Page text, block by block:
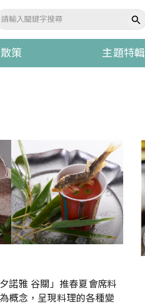
策 主題特輯
諾雅 谷關」推春夏會席料
概念，呈現料理的各種變